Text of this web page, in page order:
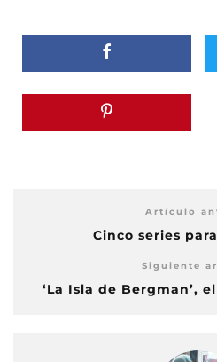
Artículo
Cinco series
Siguiente
‘La Isla de Bergman’,